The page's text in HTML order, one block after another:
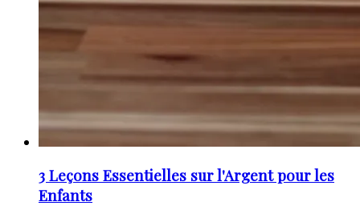
3 Leçons Essentielles sur l'Argent pour les
Enfants